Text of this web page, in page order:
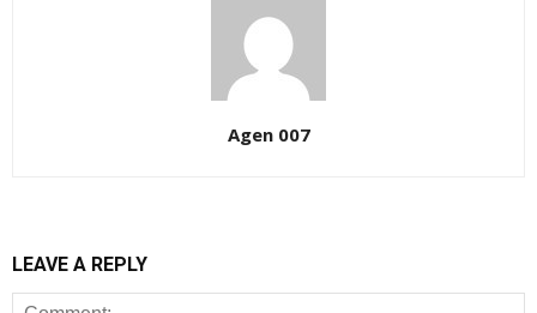
Agen 007
LEAVE A REPLY